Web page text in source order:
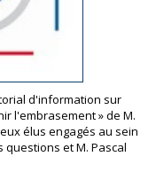
d'information sur
l'embrasement » de M.
élus engagés au sein
et M. Pascal